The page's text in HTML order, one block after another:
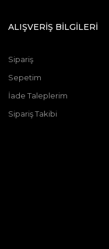
ALIŞVERİŞ BİLGİLERİ
Sipariş
Sepetim
İade Taleplerim
Sipariş Takibi